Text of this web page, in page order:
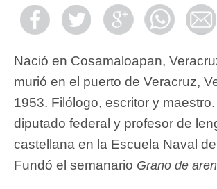
Nació en Cosamaloapan,
murió en el puerto de Veracruz,
1953. Filólogo, escritor y
diputado federal y profesor de
castellana en la Escuela Naval
Fundó el semanario Grano de